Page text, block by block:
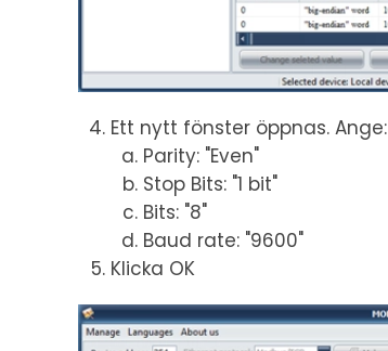
Ett nytt fönster öppnas. Ange:
Parity: "Even"
Stop Bits: "1 bit"
Bits: "8"
Baud rate: "9600"
Klicka OK